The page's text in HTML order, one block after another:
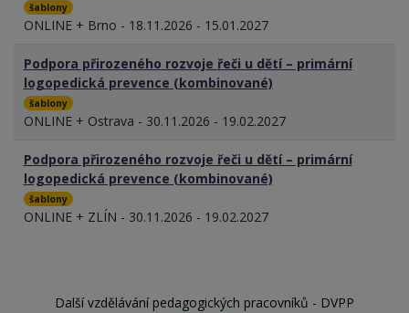
šablony
ONLINE + Brno - 18.11.2026 - 15.01.2027
Podpora přirozeného rozvoje řeči u dětí – primární
logopedická prevence (kombinované)
šablony
ONLINE + Ostrava - 30.11.2026 - 19.02.2027
Podpora přirozeného rozvoje řeči u dětí – primární
logopedická prevence (kombinované)
šablony
ONLINE + ZLÍN - 30.11.2026 - 19.02.2027
Další vzdělávání pedagogických pracovníků - DVPP